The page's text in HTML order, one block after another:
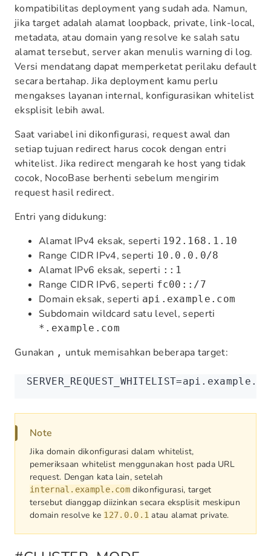
kompatibilitas deployment yang sudah ada. Namun,
jika target adalah alamat loopback, private, link-local,
metadata, atau domain yang resolve ke salah satu
alamat tersebut, server akan menulis warning di log.
Versi mendatang dapat memperketat perilaku default
secara bertahap. Jika deployment kamu perlu
mengakses layanan internal, konfigurasikan whitelist
eksplisit lebih awal.
Saat variabel ini dikonfigurasi, request awal dan
setiap tujuan redirect harus cocok dengan entri
whitelist. Jika redirect mengarah ke host yang tidak
cocok, NocoBase berhenti sebelum mengirim
request hasil redirect.
Entri yang didukung:
Alamat IPv4 eksak, seperti 192.168.1.10
Range CIDR IPv4, seperti 10.0.0.0/8
Alamat IPv6 eksak, seperti ::1
Range CIDR IPv6, seperti fc00::/7
Domain eksak, seperti api.example.com
Subdomain wildcard satu level, seperti
*.example.com
Gunakan , untuk memisahkan beberapa target:
SERVER_REQUEST_WHITELIST=
Note
Jika domain dikonfigurasi dalam whitelist,
pemeriksaan whitelist menggunakan host pada URL
request. Dengan kata lain, setelah
internal.example.com dikonfigurasi, target
tersebut dianggap diizinkan secara eksplisit meskipun
domain resolve ke 127.0.0.1 atau alamat private.